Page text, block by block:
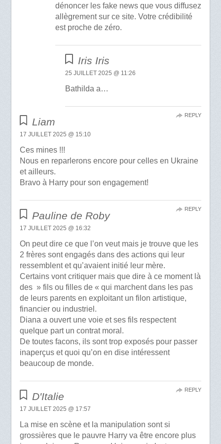
dénoncer les fake news que vous diffusez
allègrement sur ce site. Votre crédibilité
est proche de zéro.
Iris Iris
25 JUILLET 2025 @ 11:26
Bathilda a…
Liam
17 JUILLET 2025 @ 15:10
Ces mines !!!
Nous en reparlerons encore pour celles en Ukraine
et ailleurs.
Bravo à Harry pour son engagement!
REPLY
Pauline de Roby
17 JUILLET 2025 @ 16:32
On peut dire ce que l’on veut mais je trouve que les
2 frères sont engagés dans des actions qui leur
ressemblent et qu’avaient initié leur mère.
Certains vont critiquer mais que dire à ce moment là
des » fils ou filles de « qui marchent dans les pas
de leurs parents en exploitant un filon artistique,
financier ou industriel.
Diana a ouvert une voie et ses fils respectent
quelque part un contrat moral.
De toutes facons, ils sont trop exposés pour passer
inaperçus et quoi qu’on en dise intéressent
beaucoup de monde.
REPLY
D'Italie
17 JUILLET 2025 @ 17:57
La mise en scène et la manipulation sont si
grossières que le pauvre Harry va être encore plus
REPLY